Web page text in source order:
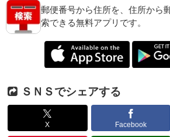
郵便番号から住所を、住所から
索できる無料アプリです。
ＳＮＳでシェアする
X Facebook